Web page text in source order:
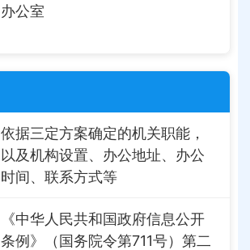
办公室
依据三定方案确定的机关职能，
以及机构设置、办公地址、办公
时间、联系方式等
《中华人民共和国政府信息公开
条例》（国务院令第711号）第二